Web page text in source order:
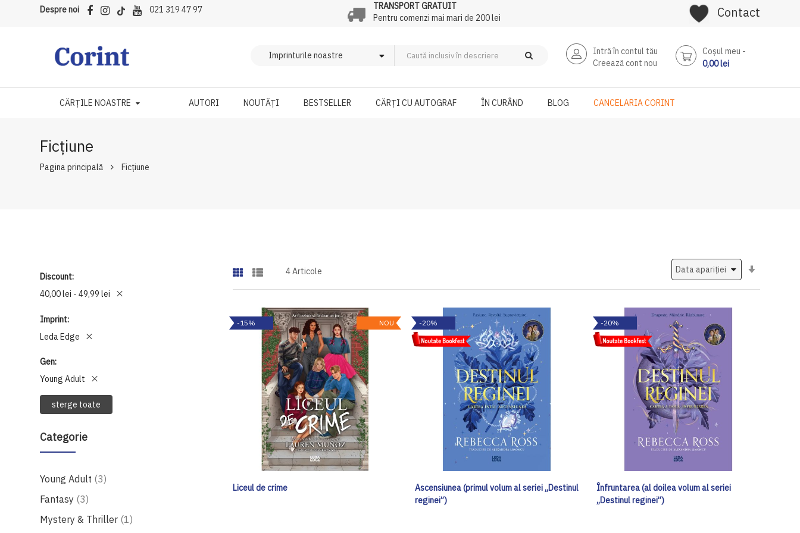
Despre noi 021 319 47 97
TRANSPORT GRATUIT
Pentru comenzi mai mari de 200 lei
Contact
Intră în contul tău
Creează cont nou
Coşul meu
0,00 lei
CĂRȚILE NOASTRE AUTORI NOUTĂȚI BESTSELLER CĂRȚI CU AUTOGRAF ÎN CURÂND BLOG CANCELARIA CORINT
Ficțiune
Pagina principală Ficțiune
Discount
40,00 lei - 49,99 lei
Imprint
Leda Edge
Gen
Young Adult
sterge toate
Categorie
Young Adult 3produse
Fantasy 3produse
Mystery & Thriller 1produs
4Articole
NOU
-15%
Liceul de crime
-20%
Ascensiunea (primul volum al seriei „Destinul
reginei”)
-20%
Înfruntarea (al doilea volum al seriei
„Destinul reginei”)